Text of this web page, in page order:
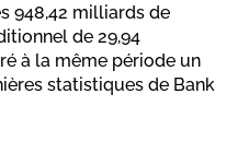
948,42 milliards de
de 29,94
à la même période un
statistiques de Bank